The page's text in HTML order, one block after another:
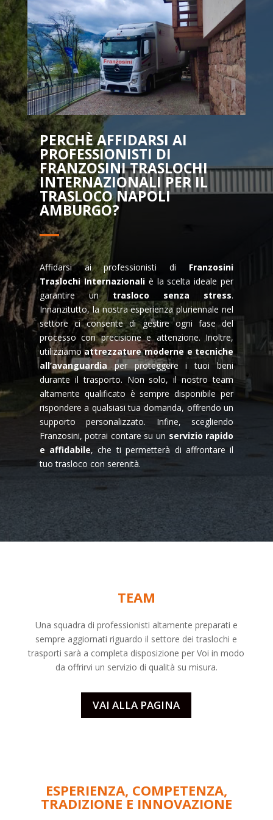
PERCHÈ AFFIDARSI AI
PROFESSIONISTI DI
FRANZOSINI TRASLOCHI
INTERNAZIONALI PER IL
TRASLOCO NAPOLI
AMBURGO?
Affidarsi ai professionisti di Franzosini
Traslochi Internazionaliè la scelta ideale per
garantire un trasloco senza stress.
Innanzitutto, la nostra esperienza pluriennale nel
settore ci consente di gestire ogni fase del
processo con precisione e attenzione. Inoltre,
utilizziamoattrezzature moderne e tecniche
all’avanguardiaper proteggere i tuoi beni
durante il trasporto. Non solo, il nostro team
altamente qualificato è sempre disponibile per
rispondere a qualsiasi tua domanda, offrendo un
supporto personalizzato. Infine, scegliendo
Franzosini, potrai contare su un servizio rapido
e affidabile, che ti permetterà di affrontare il
tuo trasloco con serenità.
TEAM
Una squadra di professionisti altamente preparati e
sempre aggiornati riguardo il settore deitraslochi e
trasporti sarà a completa disposizione per Voi in modo
da offrirvi un servizio di qualità su misura.
VAI ALLA PAGINA
ESPERIENZA, COMPETENZA,
TRADIZIONE E INNOVAZIONE